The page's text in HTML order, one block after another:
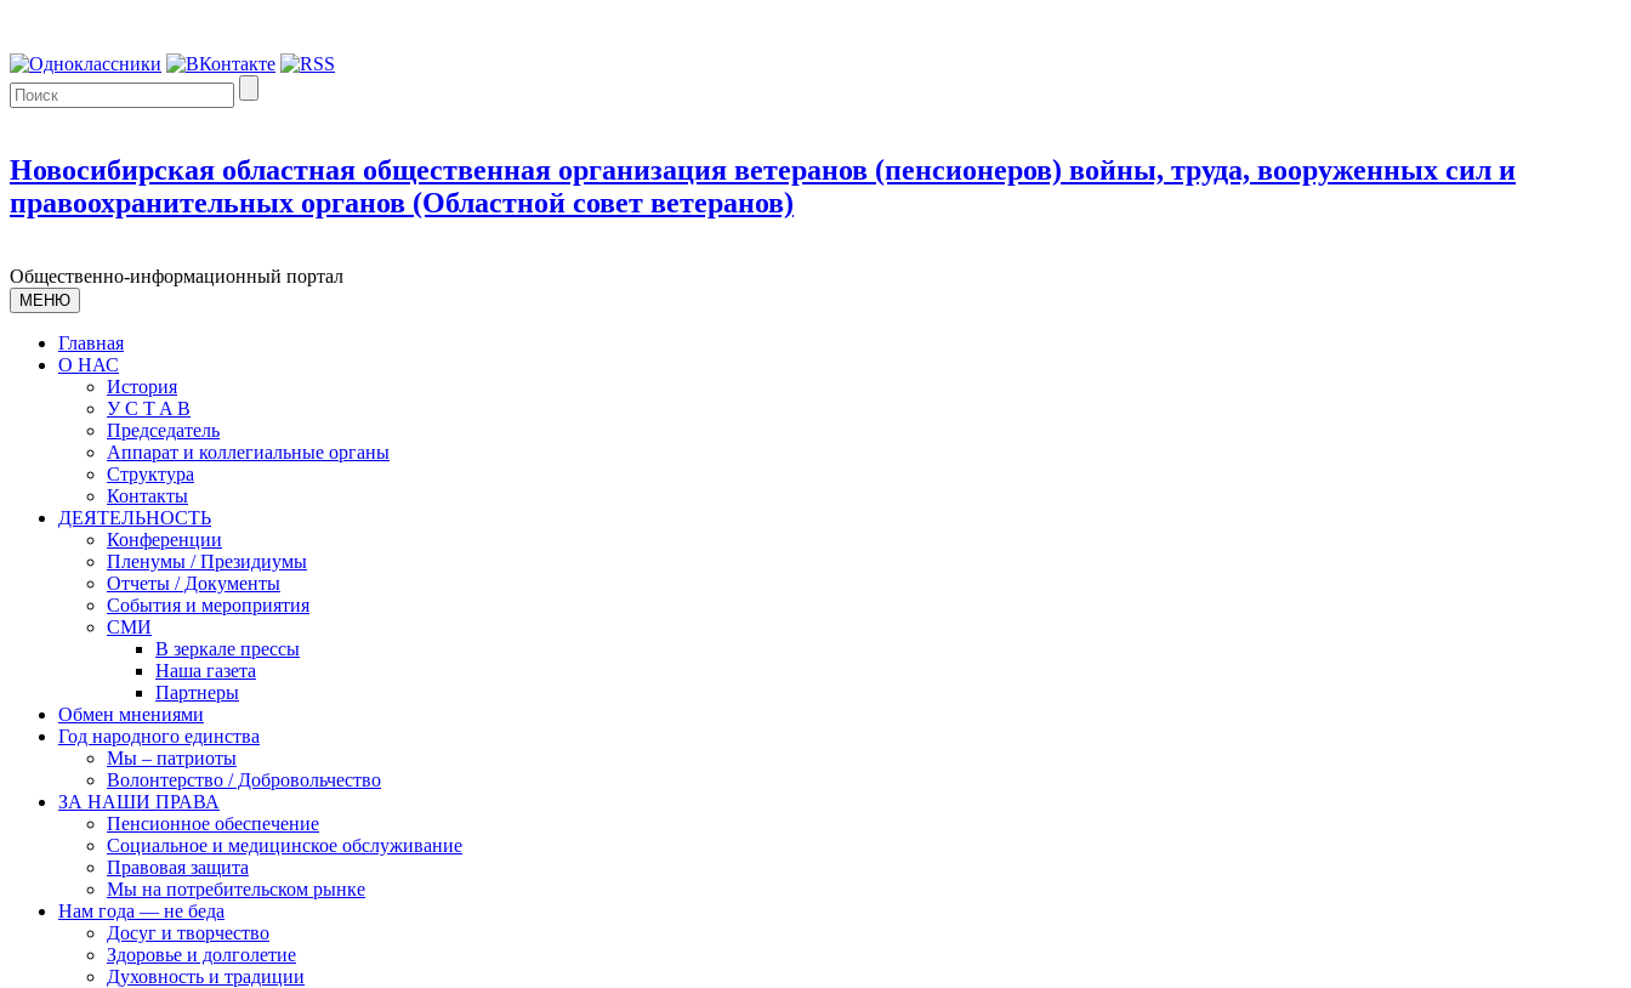
Новосибирская областная общественная организация ветеранов (пенсионеров) войны, труда, вооруженных сил и
правоохранительных органов (Областной совет ветеранов)
Общественно-информационный портал
МЕНЮ
Главная
О НАС
История
У С T A B
Председатель
Аппарат и коллегиальные органы
Структура
Контакты
ДЕЯТЕЛЬНОСТЬ
Конференции
Пленумы / Президиумы
Отчеты / Документы
События и мероприятия
СМИ
В зеркале прессы
Наша газета
Партнеры
Обмен мнениями
Год народного единства
Мы – патриоты
Волонтерство / Добровольчество
ЗА НАШИ ПРАВА
Пенсионное обеспечение
Социальное и медицинское обслуживание
Правовая защита
Мы на потребительском рынке
Нам года — не беда
Досуг и творчество
Здоровье и долголетие
Духовность и традиции